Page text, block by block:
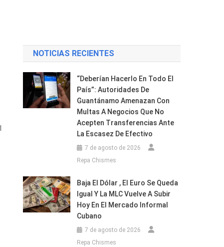
NOTICIAS RECIENTES
“Deberían Hacerlo En Todo El
País”: Autoridades De
Guantánamo Amenazan Con
Multas A Negocios Que No
Acepten Transferencias Ante
La Escasez De Efectivo
7 de agosto de 2026
Repa Chismes
Baja El Dólar , El Euro Se Queda
Igual Y La MLC Vuelve A Subir
Hoy En El Mercado Informal
Cubano
7 de agosto de 2026
Repa Chismes